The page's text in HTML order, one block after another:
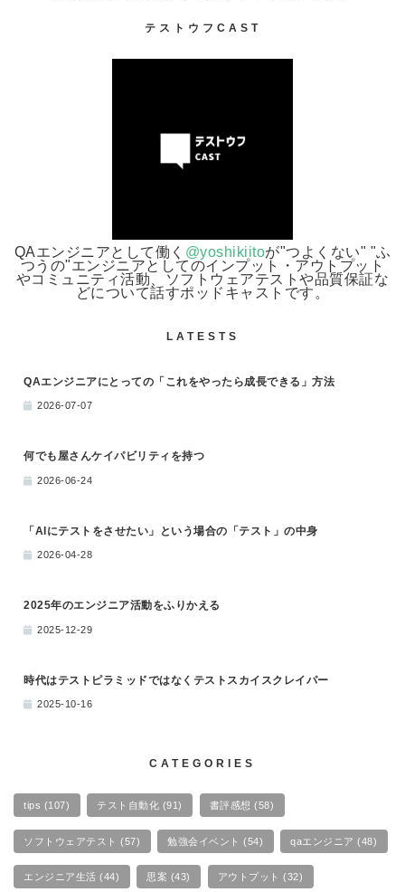
テストウフCAST
QAエンジニアとして働く @yoshikiitoが"つよくない" "ふ
つうの"エンジニアとしてのインプット・アウトプット
やコミュニティ活動、ソフトウェアテストや品質保証な
どについて話すポッドキャストです。
LATESTS
QAエンジニアにとっての「これをやったら成長できる」方法
2026-07-07
何でも屋さんケイパビリティを持つ
2026-06-24
「AIにテストをさせたい」という場合の「テスト」の中身
2026-04-28
2025年のエンジニア活動をふりかえる
2025-12-29
時代はテストピラミッドではなくテストスカイスクレイパー
2025-10-16
CATEGORIES
tips (107) テスト自動化 (91) 書評感想(58)
ソフトウェアテスト(57) 勉強会イベント(54) qaエンジニア(48)
エンジニア生活(44) 思案 (43) アウトプット(32)